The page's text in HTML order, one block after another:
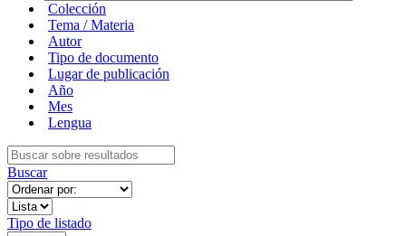
Colección
Tema / Materia
Autor
Tipo de documento
Lugar de publicación
Año
Mes
Lengua
Buscar
Tipo de listado